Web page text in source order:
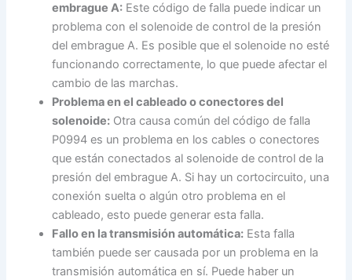
embrague A: Este código de falla puede indicar un
problema con el solenoide de control de la presión
del embrague A. Es posible que el solenoide no esté
funcionando correctamente, lo que puede afectar el
cambio de las marchas.
Problema en el cableado o conectores del
solenoide: Otra causa común del código de falla
P0994 es un problema en los cables o conectores
que están conectados al solenoide de control de la
presión del embrague A. Si hay un cortocircuito, una
conexión suelta o algún otro problema en el
cableado, esto puede generar esta falla.
Fallo en la transmisión automática: Esta falla
también puede ser causada por un problema en la
transmisión automática en sí. Puede haber un